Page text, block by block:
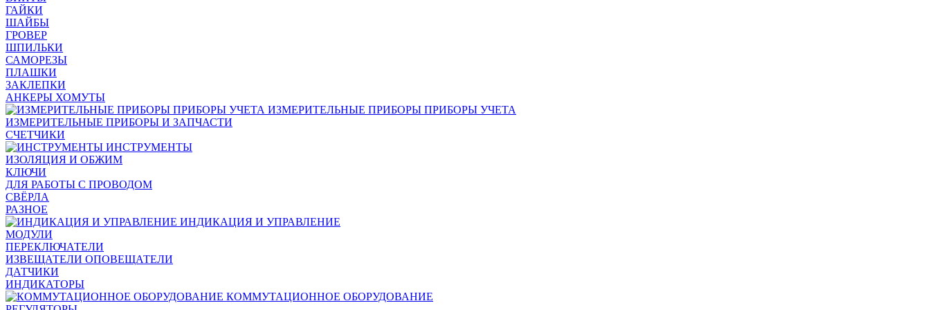
ГАЙКИ
ШАЙБЫ
ГРОВЕР
ШПИЛЬКИ
САМОРЕЗЫ
ПЛАШКИ
ЗАКЛЕПКИ
АНКЕРЫ ХОМУТЫ
ИЗМЕРИТЕЛЬНЫЕ ПРИБОРЫ ПРИБОРЫ УЧЕТА
ИЗМЕРИТЕЛЬНЫЕ ПРИБОРЫ И ЗАПЧАСТИ
СЧЕТЧИКИ
ИНСТРУМЕНТЫ
ИЗОЛЯЦИЯ И ОБЖИМ
КЛЮЧИ
ДЛЯ РАБОТЫ С ПРОВОДОМ
СВЁРЛА
РАЗНОЕ
ИНДИКАЦИЯ И УПРАВЛЕНИЕ
МОДУЛИ
ПЕРЕКЛЮЧАТЕЛИ
ИЗВЕЩАТЕЛИ ОПОВЕЩАТЕЛИ
ДАТЧИКИ
ИНДИКАТОРЫ
КОММУТАЦИОННОЕ ОБОРУДОВАНИЕ